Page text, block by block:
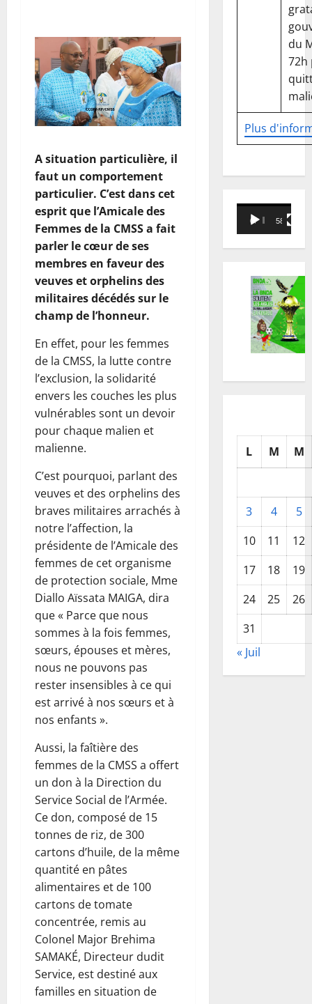
A situation particulière, il
faut un comportement
particulier. C’est dans cet
esprit que l’Amicale des
Femmes de la CMSS a fait
parler le cœur de ses
membres en faveur des
veuves et orphelins des
militaires décédés sur le
champ de l’honneur.
En effet, pour les femmes
de la CMSS, la lutte contre
l’exclusion, la solidarité
envers les couches les plus
vulnérables sont un devoir
pour chaque malien et
malienne.
C’est pourquoi, parlant des
veuves et des orphelins des
braves militaires arrachés à
notre l’affection, la
présidente de l’Amicale des
femmes de cet organisme
de protection sociale, Mme
Diallo Aïssata MAIGA, dira
que « Parce que nous
sommes à la fois femmes,
sœurs, épouses et mères,
nous ne pouvons pas
rester insensibles à ce qui
est arrivé à nos sœurs et à
nos enfants ».
Aussi, la faîtière des
femmes de la CMSS a offert
un don à la Direction du
Service Social de l’Armée.
Ce don, composé de 15
tonnes de riz, de 300
cartons d’huile, de la même
quantité en pâtes
alimentaires et de 100
cartons de tomate
concentrée, remis au
Colonel Major Brehima
SAMAKÉ, Directeur dudit
Service, est destiné aux
familles en situation de
Plus
du
72h
Lecteur
vidéo
00:00 58:18
L M M
3 4
5
10
11
12
17
18
19
24
25
26
31
« Juil